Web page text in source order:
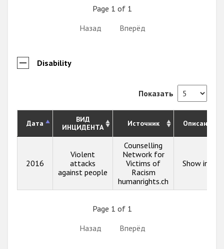
Page 1 of 1
Назад
Вперёд
Disability
Показать
Дата
ВИД
ИНЦИДЕНТА
Источник Описание
2016
Violent
attacks
against people
Counselling
Network for
Victims of
Racism
humanrights.ch
Show info
Page 1 of 1
Назад
Вперёд